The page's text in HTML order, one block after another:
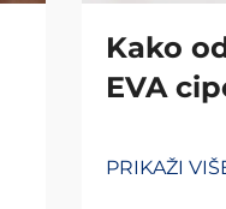
Kako
EVA
PRIKAŽI